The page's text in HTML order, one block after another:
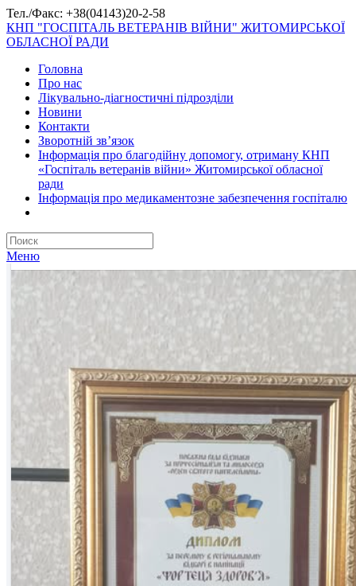
Тел./Факс: +38(04143)20-2-58
КНП "ГОСПІТАЛЬ ВЕТЕРАНІВ ВІЙНИ" ЖИТОМИРСЬКОЇ
ОБЛАСНОЇ РАДИ
Головна
Про нас
Лікувально-діагностичні підрозділи
Новини
Контакти
Зворотній зв’язок
Інформація про благодійну допомогу, отриману КНП
«Госпіталь ветеранів війни» Житомирської обласної
ради
Інформація про медикаментозне забезпечення госпіталю
Меню